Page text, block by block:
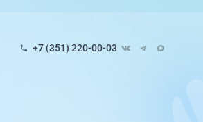
+7 (351) 220-00-03